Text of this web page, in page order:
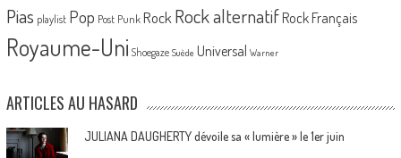
Pias playlist Pop Post Punk Rock Rock alternatif Rock Français
Royaume-Uni Shoegaze Suède Universal Warner
ARTICLES AU HASARD
JULIANA DAUGHERTY dévoile sa « lumière » le 1er juin